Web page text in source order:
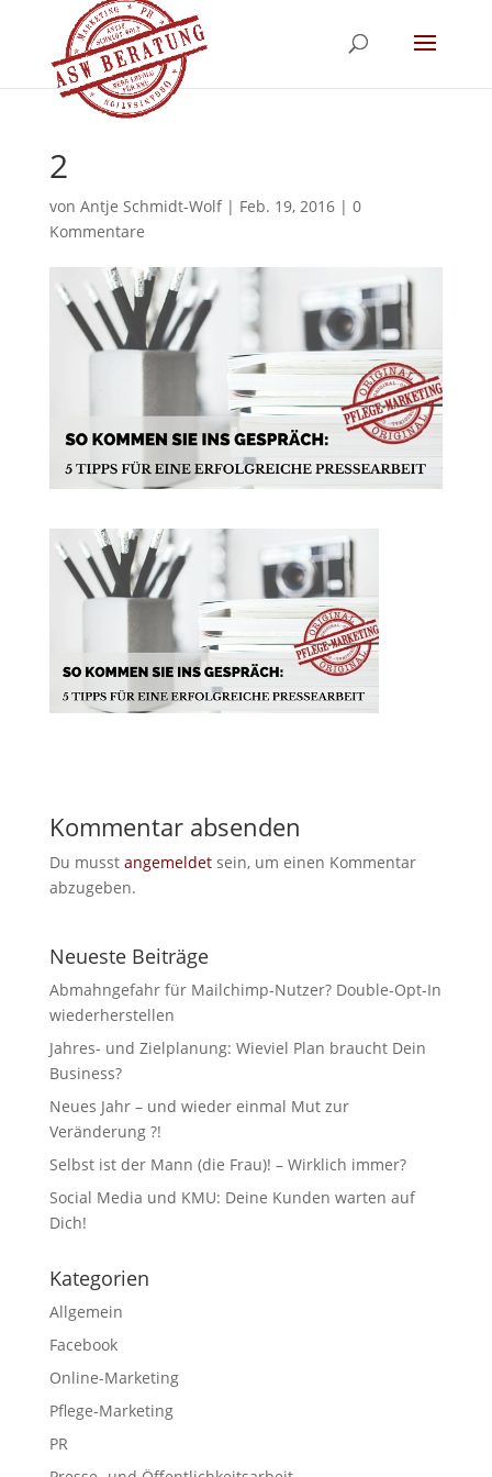
2
von Antje Schmidt-Wolf| Feb. 19, 2016| 0
Kommentare
Kommentar absenden
Du musst angemeldetsein, um einen Kommentar
abzugeben.
Neueste Beiträge
Abmahngefahr für Mailchimp-Nutzer? Double-Opt-In
wiederherstellen
Jahres- und Zielplanung: Wieviel Plan braucht Dein
Business?
Neues Jahr – und wieder einmal Mut zur
Veränderung ?!
Selbst ist der Mann (die Frau)! – Wirklich immer?
Social Media und KMU: Deine Kunden warten auf
Dich!
Kategorien
Allgemein
Facebook
Online-Marketing
Pflege-Marketing
PR